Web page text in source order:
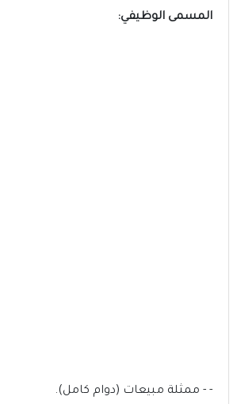
المسمى الوظيفي:
- - ممثلة مبيعات (دوام كامل).